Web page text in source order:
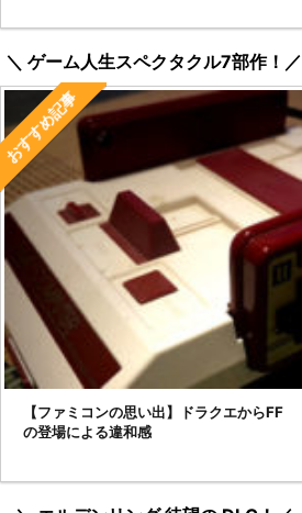
＼ ゲーム人生スペクタクル7部作！／
おすすめ記事
【ファミコンの思い出】ドラクエからFF
の登場による違和感